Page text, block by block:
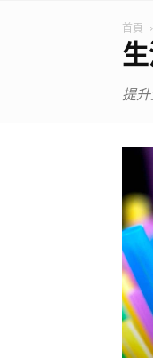
首頁
提